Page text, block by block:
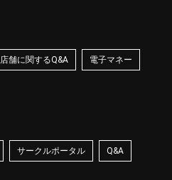
店舗に関するQ&A 電子マネー
サークルポータル Q&A